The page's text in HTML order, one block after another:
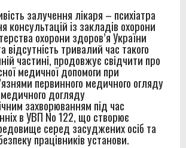
залучення лікаря – психіатра
консультацій із закладів охорони
охорони здоров’я України
тривалий час такого
частині, продовжує свідчити про
медичної допомоги при
первинного медичного огляду
медичного догляду
захворюванням під час
в УВП No 122, що створює
серед засуджених осіб та
працівників установи.